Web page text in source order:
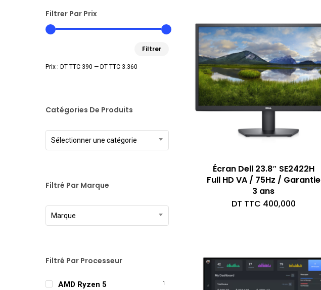
Filtrer Par Prix
Filtrer
Prix : DT TTC 390 — DT TTC 3.360
Catégories De Produits
Sélectionner une catégorie
Filtré Par Marque
Marque
Filtré Par Processeur
AMD Ryzen 5 1
Écran Dell 23.8″ SE2422H
Full HD VA / 75Hz / Garantie
3 ans
DT TTC 400,000